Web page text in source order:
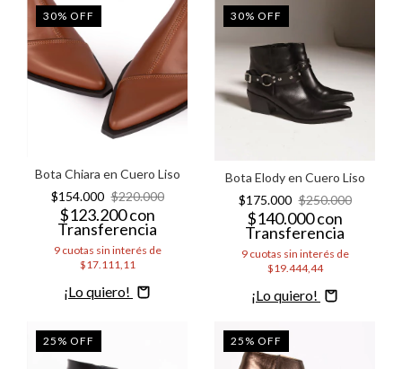
30% OFF
Bota Chiara en Cuero Liso
$154.000 $220.000
$123.200con
Transferencia
9 cuotas sin interés de
$17.111,11
Comprar
30% OFF
Bota Elody en Cuero Liso
$175.000 $250.000
$140.000con
Transferencia
9 cuotas sin interés de
$19.444,44
Comprar
25 % OFF 25 % OFF